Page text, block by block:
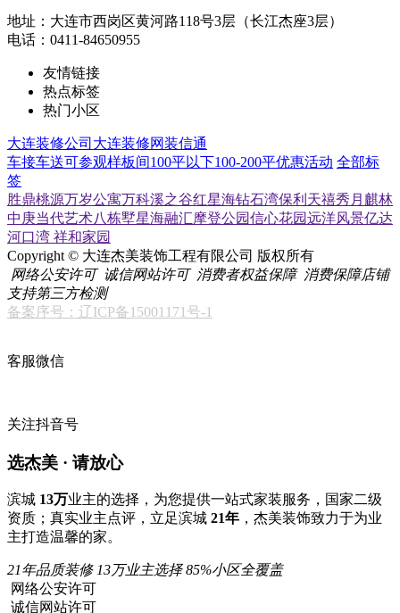
地址：大连市西岗区黄河路118号3层（长江杰座3层）
电话：0411-84650955
友情链接
热点标签
热门小区
大连装修公司 大连装修网装信通
车接车送可参观样板间100平以下100-200平优惠活动 全部标
签
胜鼎桃源万岁公寓万科溪之谷红星海钻石湾保利天禧秀月麒林
中庚当代艺术八栋墅星海融汇摩登公园信心花园远洋风景亿达
河口湾 祥和家园
Copyright © 大连杰美装饰工程有限公司 版权所有
网络公安许可 诚信网站许可 消费者权益保障 消费保障店铺
支持第三方检测
备案序号：辽ICP备15001171号-1
客服微信
关注抖音号
选杰美 · 请放心
滨城 13万业主的选择，为您提供一站式家装服务，国家二级
资质；真实业主点评，立足滨城 21年 ，杰美装饰致力于为业
主打造温馨的家。
21年品质装修 13万业主选择 85%小区全覆盖
网络公安许可
诚信网站许可